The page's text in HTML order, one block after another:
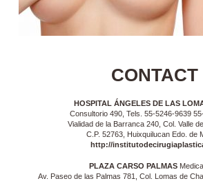
CONTACT
HOSPITAL ÁNGELES DE LAS
Consultorio 490, Tels. 55-5246-9639
Vialidad de la Barranca 240, Col. Valle
C.P. 52763, Huixquilucan Edo. de
http://
PLAZA CARSO PALMAS
Av. Paseo de las Palmas 781, Col. Lomas de